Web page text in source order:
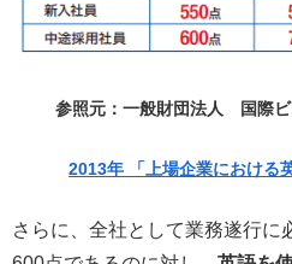
参照元：一般財団法人 国際
2013年 「上場企業における
さらに、全社として業務遂行に